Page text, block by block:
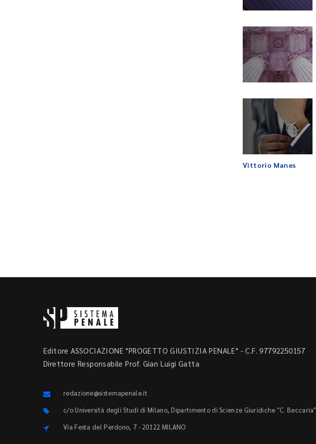
Vittorio Manes
Editore ASSOCIAZIONE "PROGETTO GIUSTIZIA PENALE" - C.F. 97792250157
Direttore Responsabile Prof. Gian Luigi Gatta
redazione@sistemapenale.it
c/o Università degli Studi di Milano, Dipartimento di Scienze Giuridiche "C. Beccaria"
Via Festa del Perdono, 7 - 20122 MILANO